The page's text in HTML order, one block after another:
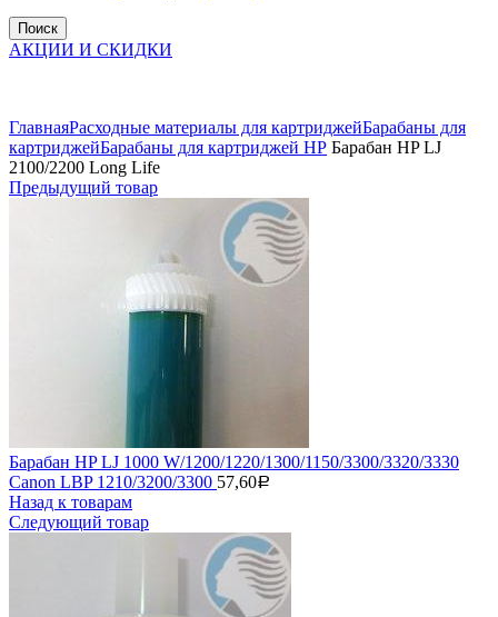
Поиск
АКЦИИ И СКИДКИ
ГлавнаяРасходные материалы для картриджейБарабаны для
картриджейБарабаны для картриджей НР Барабан HP LJ
2100/2200 Long Life
Предыдущий товар
Барабан HP LJ 1000 W/1200/1220/1300/1150/3300/3320/3330
Canon LBP 1210/3200/3300 57,60Р
Назад к товарам
Следующий товар